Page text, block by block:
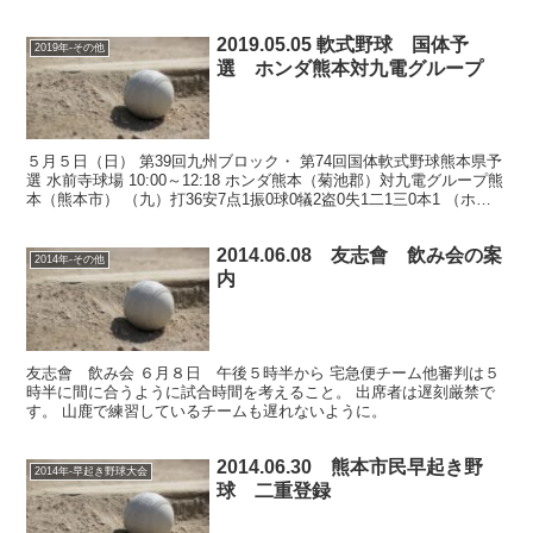
2019年-その他
2019.05.05 軟式野球 国体予
選 ホンダ熊本対九電グループ
５月５日（日） 第39回九州ブロック・ 第74回国体軟式野球熊本県予
選 水前寺球場 10:00～12:18 ホンダ熊本（菊池郡）対九電グループ熊
本（熊本市） （九）打36安7点1振0球0犠2盗0失1二1三0本1 （ホ）
2014年-その他
2014.06.08 友志會 飲み会の案
内
友志會 飲み会 ６月８日 午後５時半から 宅急便チーム他審判は５
時半に間に合うように試合時間を考えること。 出席者は遅刻厳禁で
す。 山鹿で練習しているチームも遅れないように。
2014年-早起き野球大会
2014.06.30 熊本市民早起き野
球 二重登録